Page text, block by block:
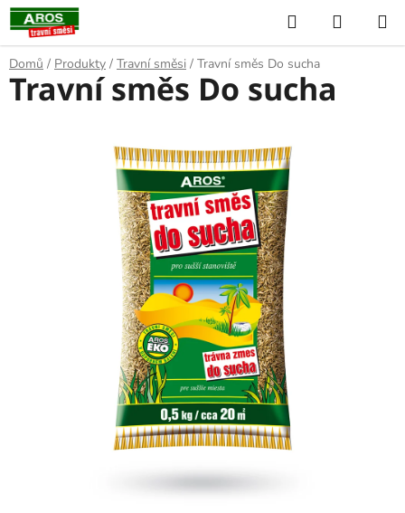
Přejít
na
obsah
Hledat
KOŠÍK
Domů / Produkty / Travní směsi / Travní směs Do sucha
Travní směs Do sucha